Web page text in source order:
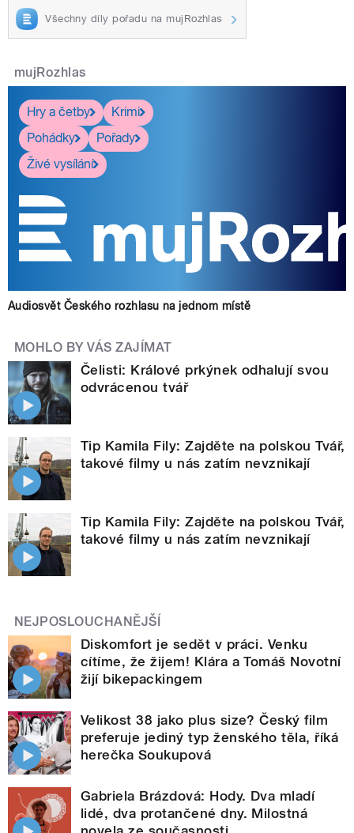
Všechny díly pořadu na mujRozhlas
mujRozhlas
Hry a četby
Krimi
Pohádky
Pořady
Živé vysílání
Audiosvět Českého rozhlasu na jednom místě
MOHLO BY VÁS ZAJÍMAT
Čelisti: Králové prkýnek odhalují svou
odvrácenou tvář
Tip Kamila Fily: Zajděte na polskou Tvář,
takové filmy u nás zatím nevznikají
Tip Kamila Fily: Zajděte na polskou Tvář,
takové filmy u nás zatím nevznikají
NEJPOSLOUCHANĚJŠÍ
Diskomfort je sedět v práci. Venku
cítíme, že žijem! Klára a Tomáš Novotní
žijí bikepackingem
Velikost 38 jako plus size? Český film
preferuje jediný typ ženského těla, říká
herečka Soukupová
Gabriela Brázdová: Hody. Dva mladí
lidé, dva protančené dny. Milostná